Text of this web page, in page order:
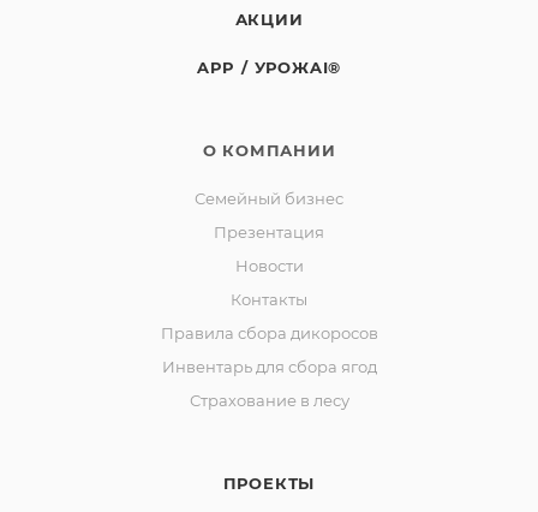
АКЦИИ
APP / УРОЖAI®
О КОМПАНИИ
Семейный бизнес
Презентация
Новости
Контакты
Правила сбора дикоросов
Инвентарь для сбора ягод
Страхование в лесу
ПРОЕКТЫ